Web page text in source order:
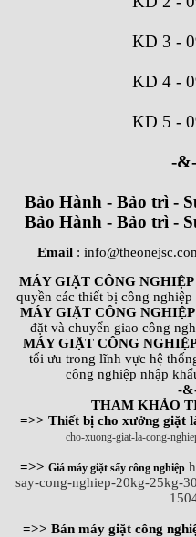
KD 3 -
KD 4 -
KD 5 -
-
Bảo Hành - Bảo trì -
Bảo Hành - Bảo trì -
Email :
MÁY GIẶT CÔNG
quyền các thiết bị công
MÁY GIẶT CÔNG
đặt và chuyển giao công
MÁY GIẶT CÔNG
tối ưu trong lĩnh vực hệ
công nghiệp nhập
-
THAM KHẢO
=>> Thiết bị cho xưởng giặt
cho-xuong-giat-la-cong-
=>> Giá máy giặt sấy công nghiệp
say-cong-nghiep-20kg-25kg-
=>> Bán máy giặt công